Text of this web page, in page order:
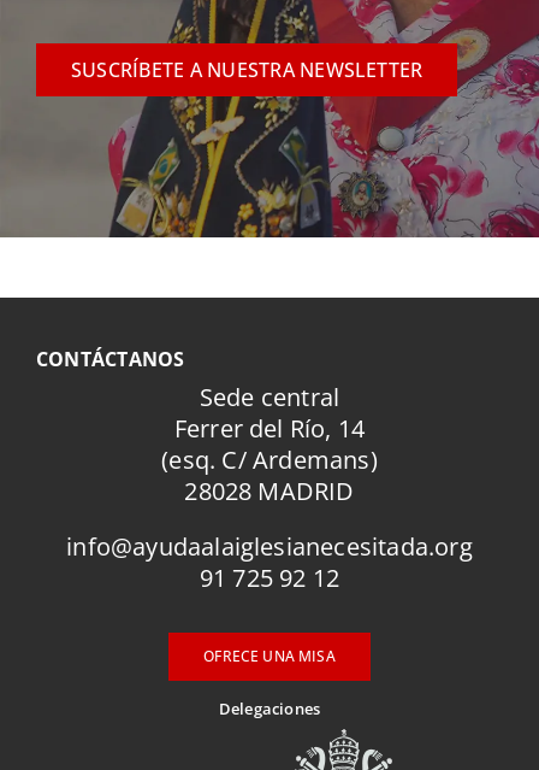
SUSCRÍBETE A NUESTRA NEWSLETTER
CONTÁCTANOS
Sede central
Ferrer del Río, 14
(esq. C/ Ardemans)
28028 MADRID
info@ayudaalaiglesianecesitada.org
91 725 92 12
OFRECE UNA MISA
Delegaciones